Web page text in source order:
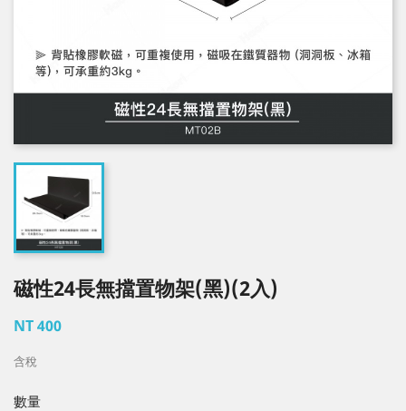
磁性24長無擋置物架(黑)(2入)
NT 400
含稅
數量